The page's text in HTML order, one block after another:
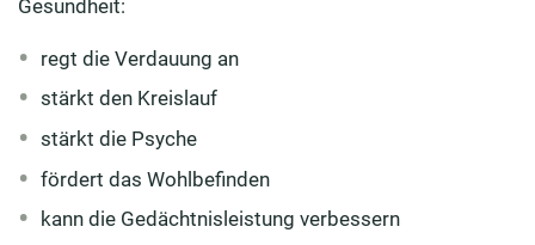
Gesundheit:
regt die Verdauung an
stärkt den Kreislauf
stärkt die Psyche
fördert das Wohlbefinden
kann die Gedächtnisleistung verbessern